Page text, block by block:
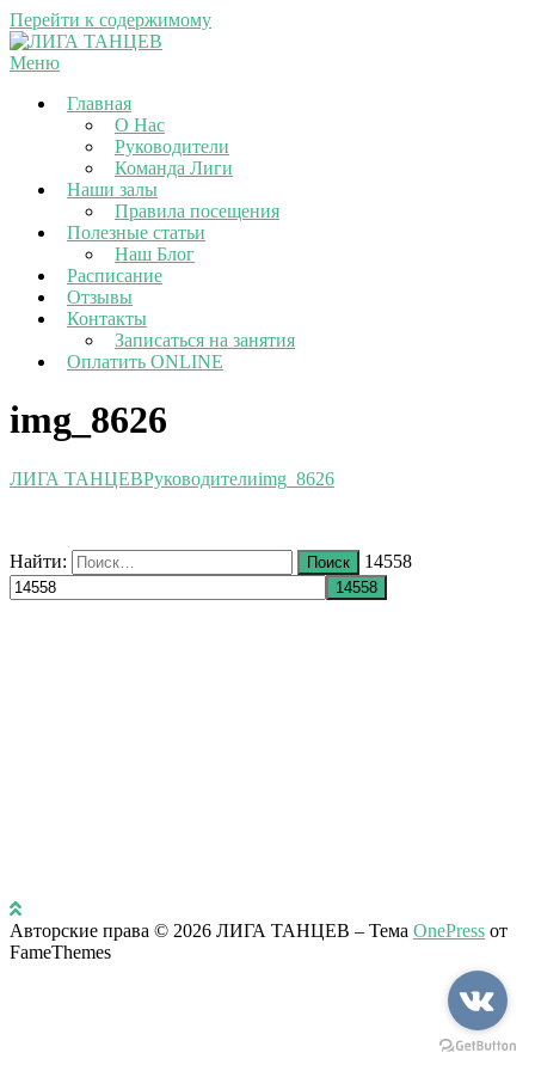
Перейти к содержимому
Меню
Главная
О Нас
Руководители
Команда Лиги
Наши залы
Правила посещения
Полезные статьи
Наш Блог
Расписание
Отзывы
Контакты
Записаться на занятия
Оплатить ONLINE
img_8626
ЛИГА ТАНЦЕВРуководителиimg_8626
Найти: 14558
Авторские права © 2026 ЛИГА ТАНЦЕВ – Тема OnePress от
FameThemes